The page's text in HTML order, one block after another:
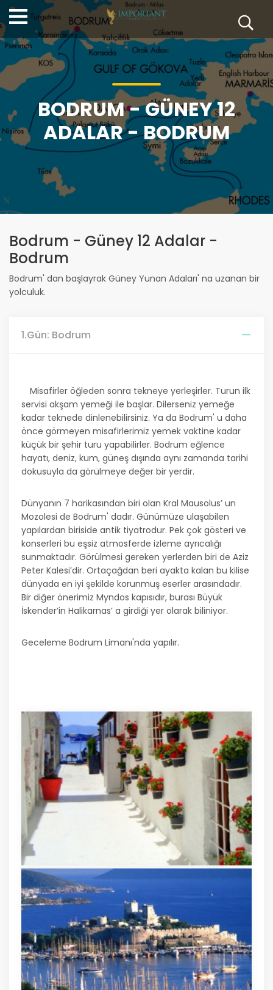
BODRUM - GÜNEY 12
ADALAR - BODRUM
Bodrum - Güney 12 Adalar -
Bodrum
Bodrum' dan başlayrak Güney Yunan Adaları' na uzanan bir
yolculuk.
1.Gün: Bodrum
Misafirler öğleden sonra tekneye yerleşirler. Turun ilk
servisi akşam yemeği ile başlar. Dilerseniz yemeğe
kadar teknede dinlenebilirsiniz. Ya da Bodrum' u daha
önce görmeyen misafirlerimiz yemek vaktine kadar
küçük bir şehir turu yapabilirler. Bodrum eğlence
hayatı, deniz, kum, güneş dışında aynı zamanda tarihi
dokusuyla da görülmeye değer bir yerdir.
Dünyanın 7 harikasından biri olan Kral Mausolus’ un
Mozolesi de Bodrum' dadır. Günümüze ulaşabilen
yapılardan biriside antik tiyatrodur. Pek çok gösteri ve
konserleri bu eşsiz atmosferde izleme ayrıcalığı
sunmaktadır. Görülmesi gereken yerlerden biri de Aziz
Peter Kalesi’dir. Ortaçağdan beri ayakta kalan bu kilise
dünyada en iyi şekilde korunmuş eserler arasındadır.
Bir diğer önerimiz Myndos kapısıdır, burası Büyük
İskender’in Halikarnas’ a girdiği yer olarak biliniyor.
Geceleme Bodrum Limanı'nda yapılır.